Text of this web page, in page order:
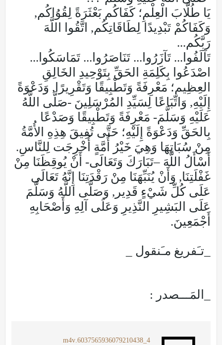
يَا طُلَّابَ الْعِلْمِ؛ كَفَاكُم بَعْثَرَةً لِقُوُاكُم,
وَكَفَاكُمْ تَبْدِيدًا لِطَاقَاتِكُم, اتَّقُوا اللَّهَ
رَبَّكُم...
تَآلَفُوا... تَآزَرُوا... تَنَاصَرُوا... تَمَاسَكُوا...
اصْدَعُوا بِكَلِمَةِ الحَقِّ بِتَوْحِيدِ الخَالِقِ
العِظِيم؛ مَعْرِفَةً وَتَطْبِيقًا وَتَقْرِيرًا, وَدَعْوَةً
إِلَيْهِ, وَاتِّبَاعًا لِسَيِّدِ المُرْسَلِينَ -صَلَّى اللَّهُ
عَلَيْهِ وَسَلَّمَ- مَعْرِفَةً وَتَطْبِيقًا وَصَدْعًا
بِالحَقِّ وَدَعْوَةً إِلَيْهِ؛ حَتَّى تُفِيقَ هِذِهِ الأُمَّةُ
مِنْ سُبَاتِهَا وَهِيَ خَيْرُ أُمَّةٍ أُخْرِجَت لِلنَّاسِ.
أَسْأَلُ اللَّهَ –تَبَارَكَ وَتَعَالَى- أَنْ يُوقِظَنَا مِنْ
غَفْلَتِنَا, وَأَنْ يُنَبِّهَنَا مِنْ رَقْدَتِنَا إِنَّهُ تَعَالَى
عَلَى كُلِّ شَيْءٍ قَدِير, وَصَلَّى اللَّهُ وَسَلَّمَ
عَلَى البَشِيرِ النَّذِيرِ وَعَلَى آلِهِ وَأَصْحَابِهِ
أَجْمَعِينَ.
_تـَفريغ مـَنقول _
_المَـــصدر :
4_6037565936079210438.m4v